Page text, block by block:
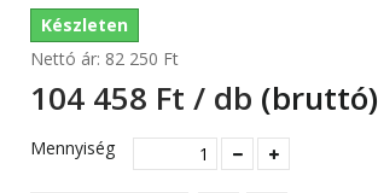
Készleten
Nettó ár: 82 250 Ft‎
104 458 Ft‎ / db (bruttó)
Mennyiség